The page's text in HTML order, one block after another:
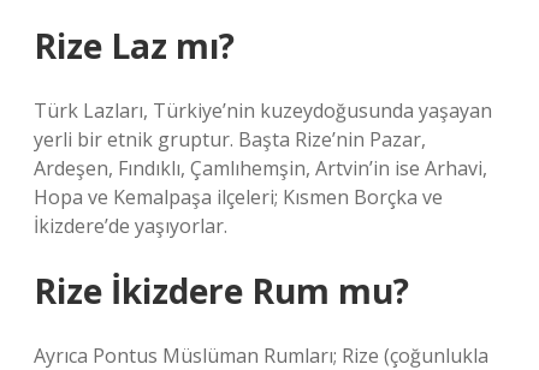
Rize Laz mı?
Türk Lazları, Türkiye’nin kuzeydoğusunda yaşayan
yerli bir etnik gruptur. Başta Rize’nin Pazar,
Ardeşen, Fındıklı, Çamlıhemşin, Artvin’in ise Arhavi,
Hopa ve Kemalpaşa ilçeleri; Kısmen Borçka ve
İkizdere’de yaşıyorlar.
Rize İkizdere Rum mu?
Ayrıca Pontus Müslüman Rumları; Rize (çoğunlukla